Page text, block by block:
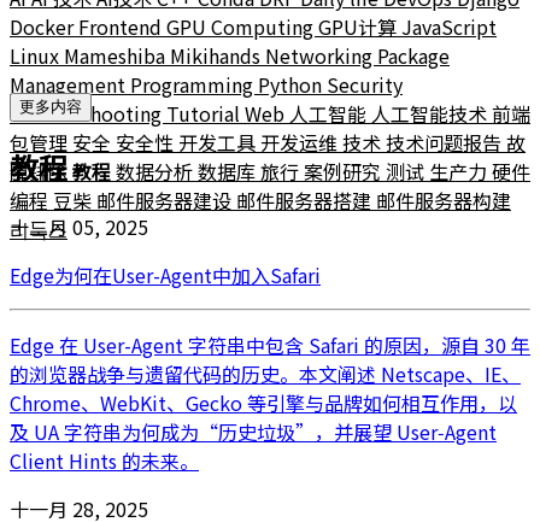
DockerFrontend GPU ComputingGPU计算 JavaScript
Linux Mameshiba Mikihands Networking Package
Management Programming Python Security
Troubleshooting Tutorial Web 人工智能 人工智能技术前端
包管理 安全 安全性 开发工具 开发运维技术技术问题报告 故
障排除教程数据分析数据库旅行案例研究 测试 生产力 硬件
编程 豆柴 邮件服务器建设 邮件服务器搭建 邮件服务器构建
리눅스
更多内容
教程
十二月 05, 2025
Edge为何在User-Agent中加入Safari
Edge 在 User-Agent 字符串中包含 Safari 的原因，源自 30 年
的浏览器战争与遗留代码的历史。本文阐述 Netscape、IE、
Chrome、WebKit、Gecko 等引擎与品牌如何相互作用，以
及 UA 字符串为何成为“历史垃圾”，并展望 User‑Agent
Client Hints 的未来。
十一月 28, 2025